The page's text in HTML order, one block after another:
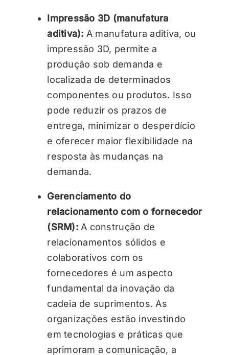
Impressão 3D (manufatura
aditiva): A manufatura aditiva, ou
impressão 3D, permite a
produção sob demanda e
localizada de determinados
componentes ou produtos. Isso
pode reduzir os prazos de
entrega, minimizar o desperdício
e oferecer maior flexibilidade na
resposta às mudanças na
demanda.
Gerenciamento do
relacionamento com o fornecedor
(SRM):A construção de
relacionamentos sólidos e
colaborativos com os
fornecedores é um aspecto
fundamental da inovação da
cadeia de suprimentos. As
organizações estão investindo
em tecnologias e práticas que
aprimoram a comunicação, a